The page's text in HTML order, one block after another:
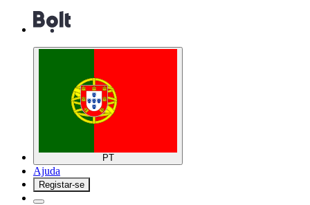
PT
Ajuda
Registar-se